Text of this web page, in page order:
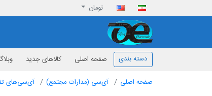
تومان
دسته بندی صفحه اصلی کالاهای جدید
صفحه اصلی آی‌سی (مدارات مجتمع) آی‌سی‌های